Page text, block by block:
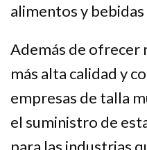
alimentos y
Además de ofrecer
más alta calidad y
empresas de talla
el suministro de
para las industrias